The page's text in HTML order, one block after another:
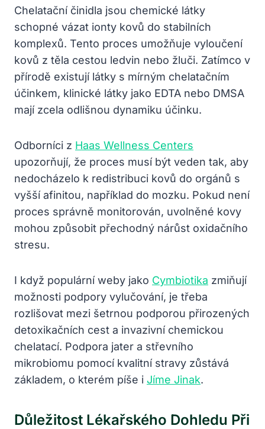
Chelatační činidla jsou chemické látky
schopné vázat ionty kovů do stabilních
komplexů. Tento proces umožňuje vyloučení
kovů z těla cestou ledvin nebo žluči. Zatímco v
přírodě existují látky s mírným chelatačním
účinkem, klinické látky jako EDTA nebo DMSA
mají zcela odlišnou dynamiku účinku.
Odborníci z Haas Wellness Centers
upozorňují, že proces musí být veden tak, aby
nedocházelo k redistribuci kovů do orgánů s
vyšší afinitou, například do mozku. Pokud není
proces správně monitorován, uvolněné kovy
mohou způsobit přechodný nárůst oxidačního
stresu.
I když populární weby jako Cymbiotika zmiňují
možnosti podpory vylučování, je třeba
rozlišovat mezi šetrnou podporou přirozených
detoxikačních cest a invazivní chemickou
chelatací. Podpora jater a střevního
mikrobiomu pomocí kvalitní stravy zůstává
základem, o kterém píše i Jíme Jinak.
Důležitost Lékařského Dohledu Při